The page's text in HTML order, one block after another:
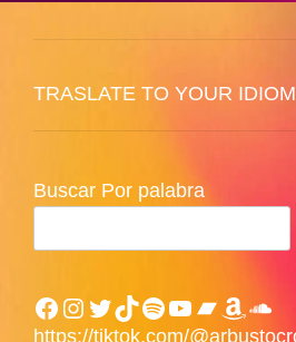
TRASLATE TO YOUR IDIOM
Buscar Por palabra
Facebook
Instagram
Twitter
TikTok
Spotify
YouTube
https://tiktok.com/